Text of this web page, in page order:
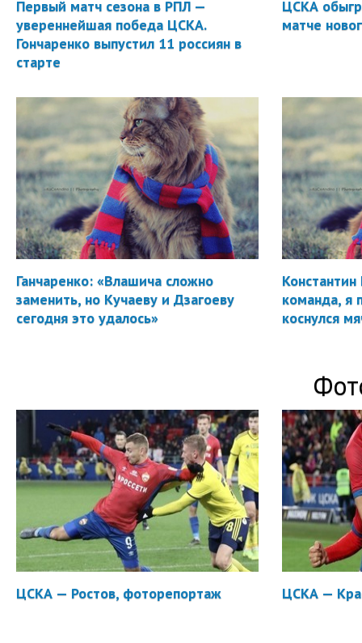
Первый матч сезона в РПЛ —
увереннейшая победа ЦСКА.
Гончаренко выпустил 11 россиян в
старте
ЦСКА
матче
Ганчаренко: «Влашича сложно
заменить, но Кучаеву и Дзагоеву
сегодня это удалось»
Константин
команда, я
коснулся
ЦСКА — Ростов, фоторепортаж ЦСКА —